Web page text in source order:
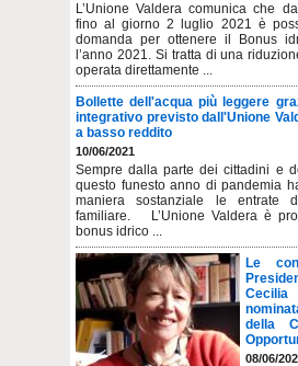
L’Unione Valdera comunica che
fino al giorno 2 luglio 2021 è
domanda per ottenere il Bonus
l’anno 2021. Si tratta di una
operata direttamente ...
Bollette dell'acqua più leggere
integrativo previsto dall'Unione
a basso reddito
10/06/2021
Sempre dalla parte dei cittadini e
questo funesto anno di pandemia
maniera sostanziale le entrate
familiare. L’Unione Valdera è
bonus idrico ...
Le
della
08/06/